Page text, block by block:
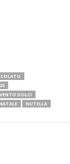
DOLCI
NUTELLA